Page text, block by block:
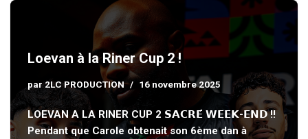
Loevan à la Riner Cup 2 !
par2LC PRODUCTION 16 novembre 2025
LOEVAN A LA RINER CUP 2 𝗦𝗔𝗖𝗥𝗘́ 𝗪𝗘𝗘𝗞-𝗘𝗡𝗗 !!
Pendant que Carole obtenait son 6ème dan à